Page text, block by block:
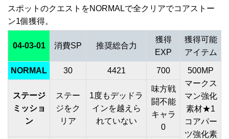
スポットのクエストをNORMALで全クリアでコアストー
ン1個獲得。
04-03-01 消費SP 推奨総合力
獲得
EXP
獲得可能
アイテム
NORMAL 30 4421 700
500MP
マークス
マン強化
素材★1
コアパー
ツ強化素
ステージ
ミッショ
ン
ステー
ジをク
リア
1度もデッドラ
インを越えら
れていない
味方戦
闘不能
キャラ
0